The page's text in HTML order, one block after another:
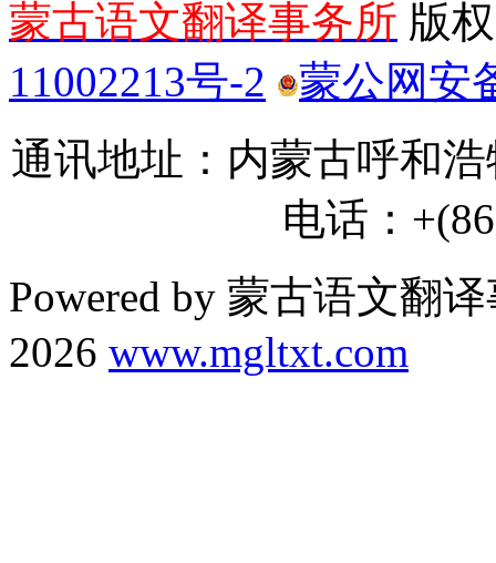
蒙古语文翻译事务所 版
11002213号-2
蒙公网安
通讯地址：内蒙古呼和
电话：
Powered by 蒙古语文翻
2026 www.mgltxt.com